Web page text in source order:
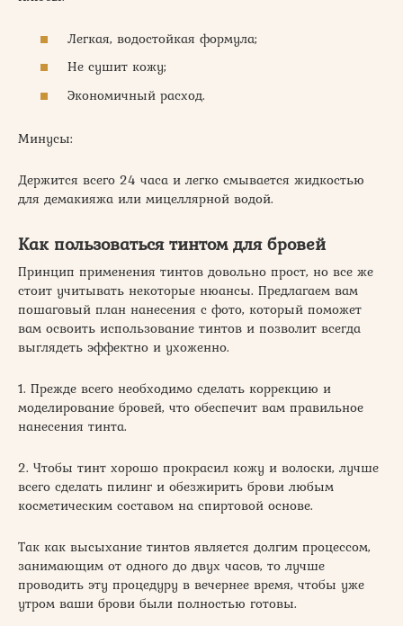
Легкая, водостойкая формула;
Не сушит кожу;
Экономичный расход.
Минусы:
Держится всего 24 часа и легко смывается жидкостью
для демакияжа или мицеллярной водой.
Как пользоваться тинтом для бровей
Принцип применения тинтов довольно прост, но все же
стоит учитывать некоторые нюансы. Предлагаем вам
пошаговый план нанесения с фото, который поможет
вам освоить использование тинтов и позволит всегда
выглядеть эффектно и ухоженно.
1. Прежде всего необходимо сделать коррекцию и
моделирование бровей, что обеспечит вам правильное
нанесения тинта.
2. Чтобы тинт хорошо прокрасил кожу и волоски, лучше
всего сделать пилинг и обезжирить брови любым
косметическим составом на спиртовой основе.
Так как высыхание тинтов является долгим процессом,
занимающим от одного до двух часов, то лучше
проводить эту процедуру в вечернее время, чтобы уже
утром ваши брови были полностью готовы.